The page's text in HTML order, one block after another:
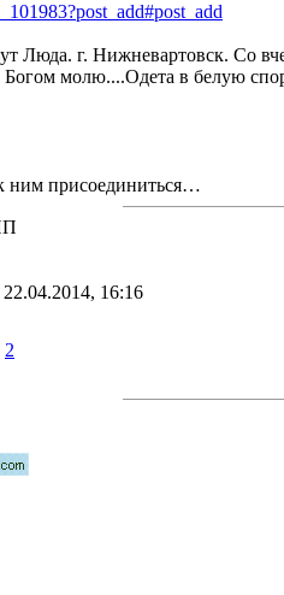
Люда. г. Нижневартовск. Со
молю....Одета в белую
ним присоединиться…
16:16
2